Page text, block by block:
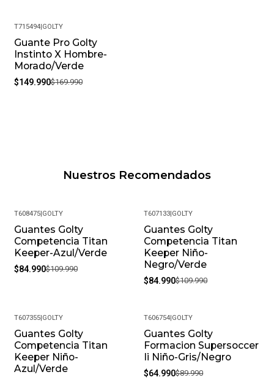
-12%
T715494|GOLTY
Guante Pro Golty
Instinto X Hombre-
Morado/Verde
$149.990$169.990
Nuestros Recomendados
-23%
T608475| GOLTY
Guantes Golty
Competencia Titan
Keeper-Azul/Verde
$84.990$109.990
-23%
T607133 GOLTY
Guantes Golty
Competencia Titan
Keeper Niño-
Negro/Verde
$84.990$109.990
-23%
T607355| GOLTY
Guantes Golty
Competencia Titan
Keeper Niño-
Azul/Verde
-28%
T606754 GOLTY
Guantes Golty
Formacion Supersoccer
Ii Niño-Gris/Negro
$64.990$89.990